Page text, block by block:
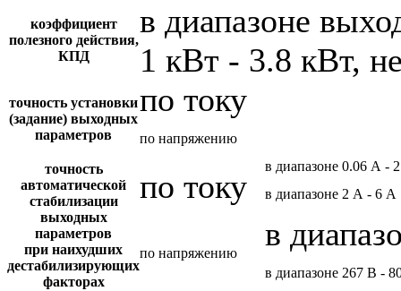
коэффициент
полезного действия,
КПД
в диапазоне
1 кВт - 3.8 кВт,
точность установки
(задание) выходных
параметров
по току
по напряжению
точность
автоматической
стабилизации
выходных
параметров
при наихудших
дестабилизирующих
факторах
по току
в диапазоне 0.06 А -
в диапазоне 2 А - 6 А
по напряжению
в
в диапазоне 267 В -